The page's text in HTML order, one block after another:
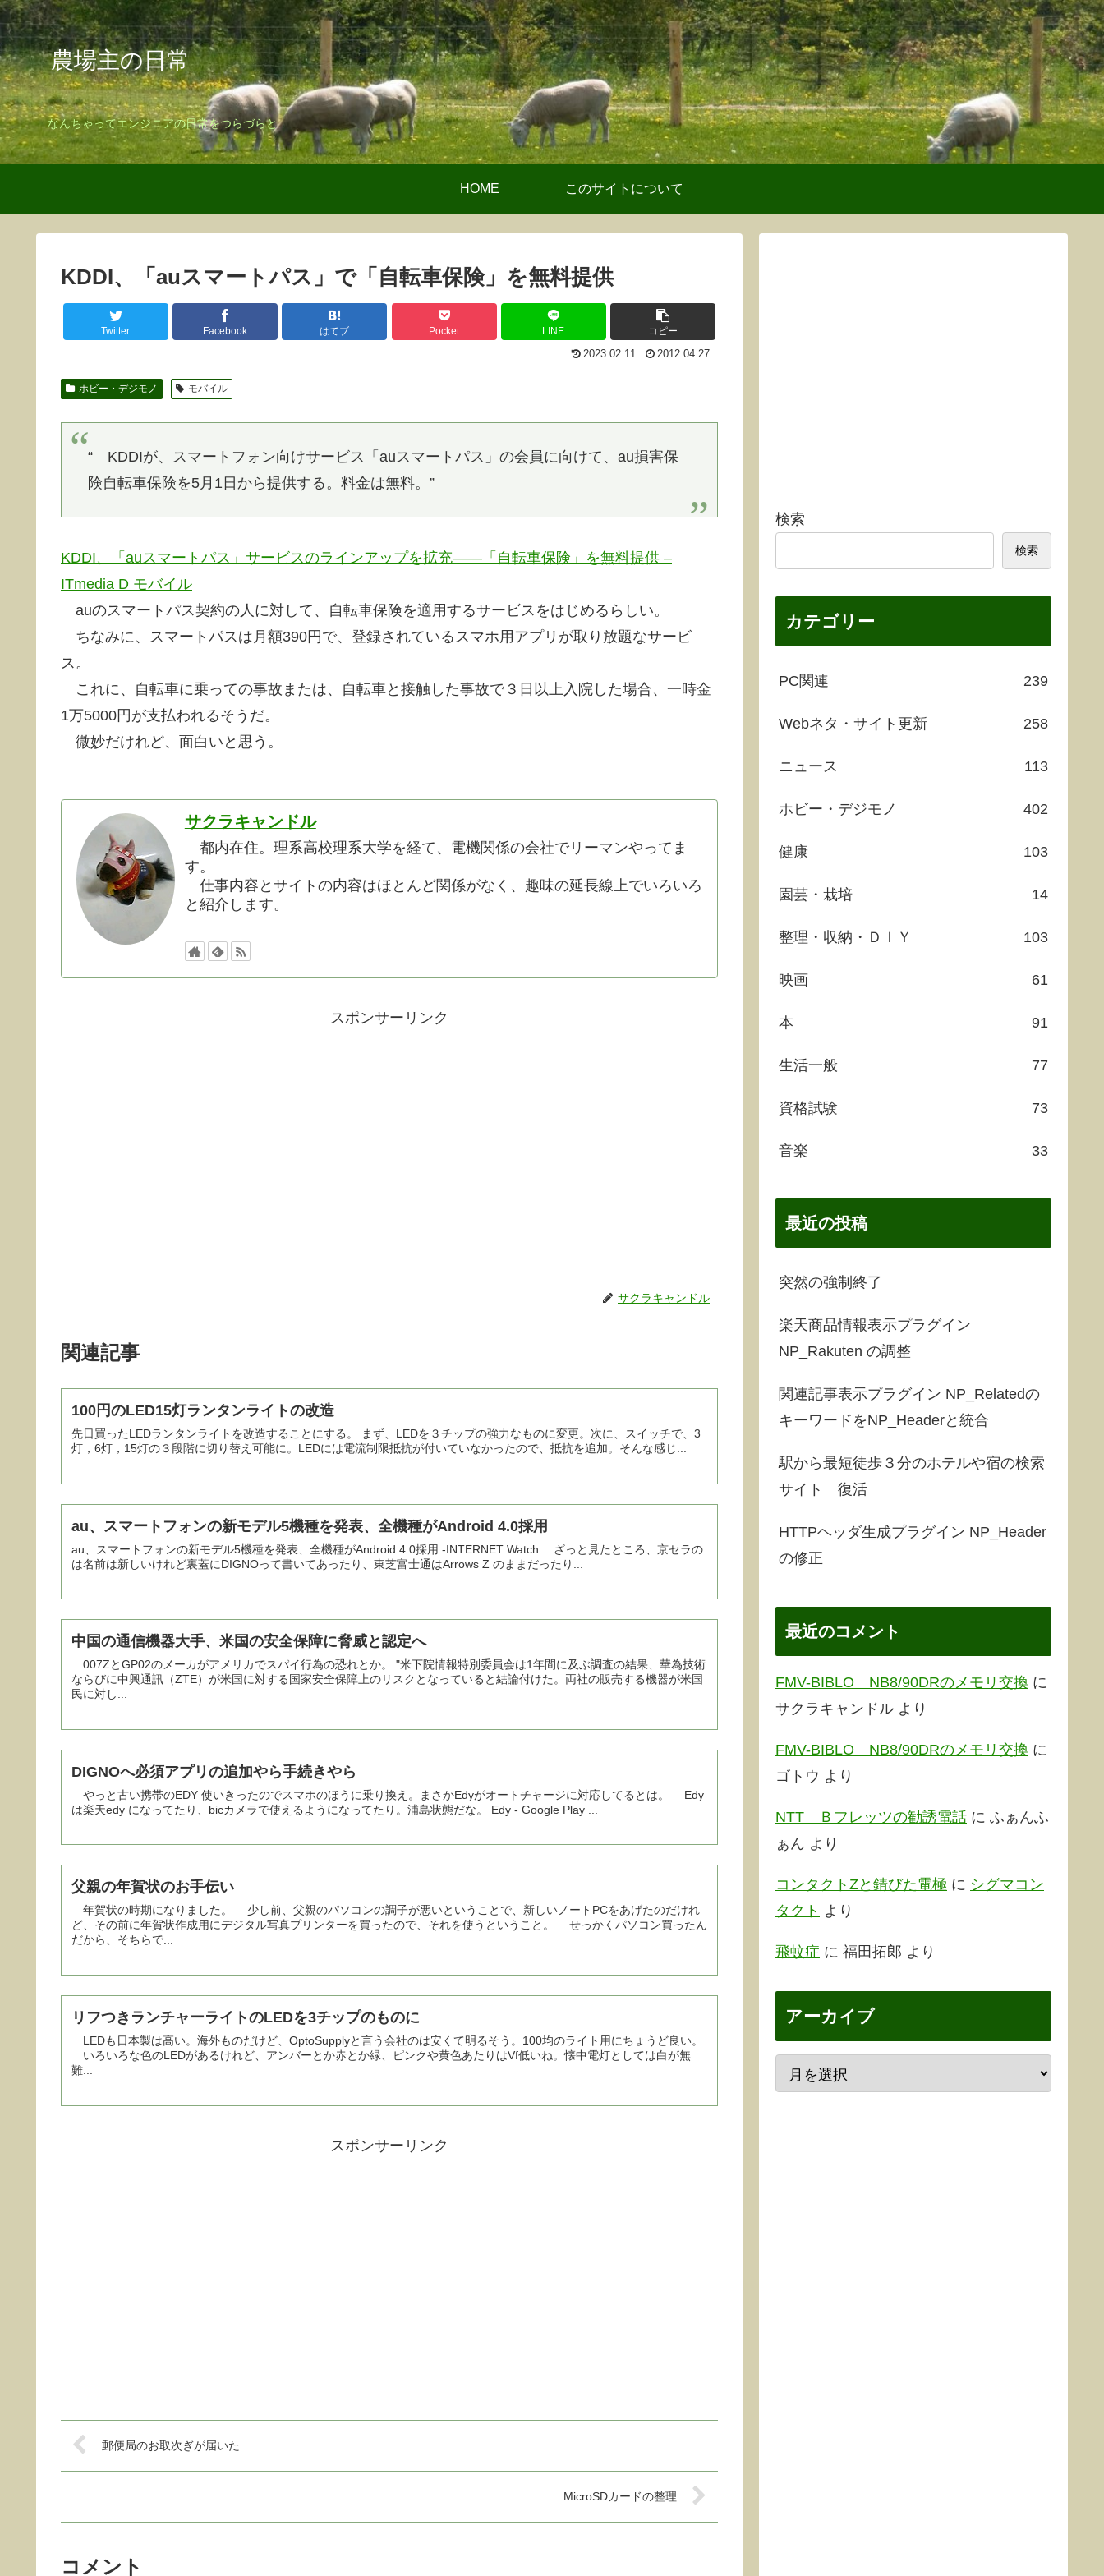
農場主の日常
なんちゃってエンジニアの日常をつらづらと
HOME このサイトについて
KDDI、「auスマートパス」で「自転車保険」を無料提供
Twitter Facebook はてブ Pocket LINE コピー
2023.02.11 2012.04.27
ホビー・デジモノ モバイル
“ KDDIが、スマートフォン向けサービス「auスマートパス」の会員に向けて、au損害保
険自転車保険を5月1日から提供する。料金は無料。”
KDDI、「auスマートパス」サービスのラインアップを拡充――「自転車保険」を無料提供 –
ITmedia D モバイル
auのスマートパス契約の人に対して、自転車保険を適用するサービスをはじめるらしい。
ちなみに、スマートパスは月額390円で、登録されているスマホ用アプリが取り放題なサービ
ス。
これに、自転車に乗っての事故または、自転車と接触した事故で３日以上入院した場合、一時金
1万5000円が支払われるそうだ。
微妙だけれど、面白いと思う。
サクラキャンドル
都内在住。理系高校理系大学を経て、電機関係の会社でリーマンやってま
す。
仕事内容とサイトの内容はほとんど関係がなく、趣味の延長線上でいろいろ
と紹介します。
スポンサーリンク
サクラキャンドル
関連記事
100円のLED15灯ランタンライトの改造
先日買ったLEDランタンライトを改造することにする。 まず、LEDを３チップの強力なものに変更。次に、スイッチで、3
灯，6灯，15灯の３段階に切り替え可能に。LEDには電流制限抵抗が付いていなかったので、抵抗を追加。そんな感じ...
au、スマートフォンの新モデル5機種を発表、全機種がAndroid 4.0採用
au、スマートフォンの新モデル5機種を発表、全機種がAndroid 4.0採用 -INTERNET Watch ざっと見たところ、京セラの
は名前は新しいけれど裏蓋にDIGNOって書いてあったり、東芝富士通はArrows Z のままだったり...
中国の通信機器大手、米国の安全保障に脅威と認定へ
007ZとGP02のメーカがアメリカでスパイ行為の恐れとか。 "米下院情報特別委員会は1年間に及ぶ調査の結果、華為技術
ならびに中興通訊（ZTE）が米国に対する国家安全保障上のリスクとなっていると結論付けた。両社の販売する機器が米国
民に対し...
DIGNOへ必須アプリの追加やら手続きやら
やっと古い携帯のEDY 使いきったのでスマホのほうに乗り換え。まさかEdyがオートチャージに対応してるとは。 Edy
は楽天edy になってたり、bicカメラで使えるようになってたり。浦島状態だな。 Edy - Google Play ...
父親の年賀状のお手伝い
年賀状の時期になりました。 少し前、父親のパソコンの調子が悪いということで、新しいノートPCをあげたのだけれ
ど、その前に年賀状作成用にデジタル写真プリンターを買ったので、それを使うということ。 せっかくパソコン買ったん
だから、そちらで...
リフつきランチャーライトのLEDを3チップのものに
LEDも日本製は高い。海外ものだけど、OptoSupplyと言う会社のは安くて明るそう。100均のライト用にちょうど良い。
いろいろな色のLEDがあるけれど、アンバーとか赤とか緑、ピンクや黄色あたりはVf低いね。懐中電灯としては白が無
難...
スポンサーリンク
郵便局のお取次ぎが届いた
MicroSDカードの整理
コメント
検索
検索
カテゴリー
PC関連 239
Webネタ・サイト更新 258
ニュース 113
ホビー・デジモノ 402
健康 103
園芸・栽培 14
整理・収納・ＤＩＹ 103
映画 61
本 91
生活一般 77
資格試験 73
音楽 33
最近の投稿
突然の強制終了
楽天商品情報表示プラグイン
NP_Rakuten の調整
関連記事表示プラグイン NP_Relatedの
キーワードをNP_Headerと統合
駅から最短徒歩３分のホテルや宿の検索
サイト 復活
HTTPヘッダ生成プラグイン NP_Header
の修正
最近のコメント
FMV-BIBLO NB8/90DRのメモリ交換 に
サクラキャンドル より
FMV-BIBLO NB8/90DRのメモリ交換 に
ゴトウ より
NTT Ｂフレッツの勧誘電話 に ふぁんふ
ぁん より
コンタクトZと錆びた電極 に シグマコン
タクト より
飛蚊症 に 福田拓郎 より
アーカイブ